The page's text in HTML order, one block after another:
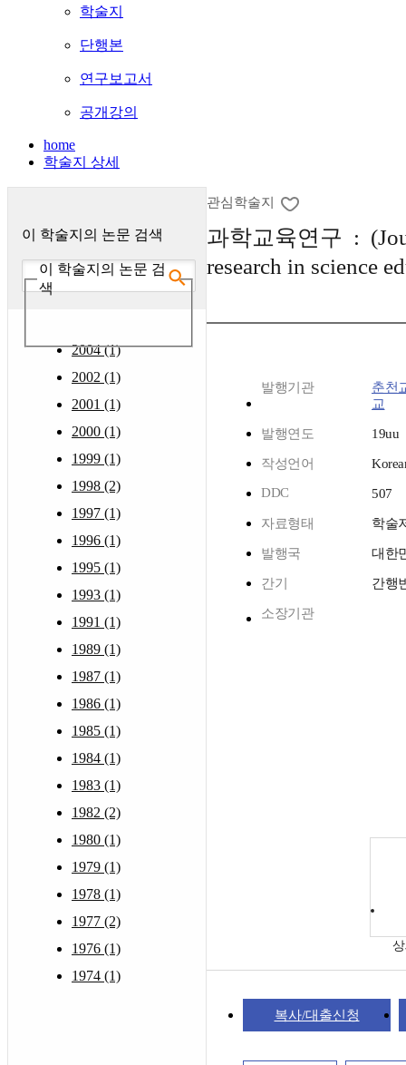
학술지
단행본
연구보고서
공개강의
home
학술지 상세
이 학술지의 논문 검색
이 학술지의 논문 검
색
2004 (1)
2002 (1)
2001 (1)
2000 (1)
1999 (1)
1998 (2)
1997 (1)
1996 (1)
1995 (1)
1993 (1)
1991 (1)
1989 (1)
1987 (1)
1986 (1)
1985 (1)
1984 (1)
1983 (1)
1982 (2)
1980 (1)
1979 (1)
1978 (1)
1977 (2)
1976 (1)
1974 (1)
관심학술지
과학교육연구 :
research in science
발행기관
춘천
교
발행연도 19uu
작성언어
DDC
507
자료형태 학술
발행국 대한
간기 간행
소장기관
복사/대출신청